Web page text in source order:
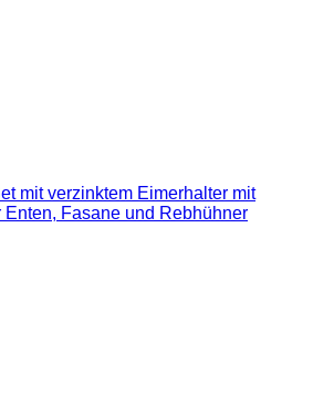
mit verzinktem Eimerhalter mit
Fasane und Rebhühner